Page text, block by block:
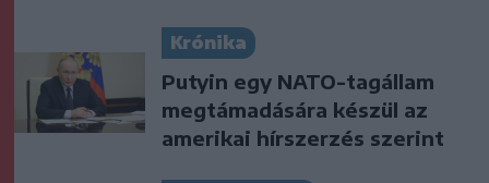
Krónika
Putyin egy NATO-tagállam
megtámadására készül az
amerikai hírszerzés szerint